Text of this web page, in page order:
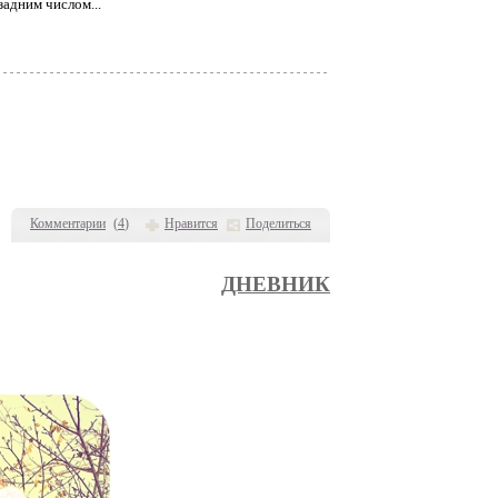
Комментарии (4) Нравится Поделиться
числом...
ДНЕВНИК